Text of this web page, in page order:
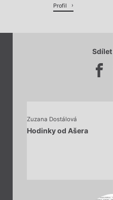
Profil
Zuzana Dostálová
Hodinky od Ašera